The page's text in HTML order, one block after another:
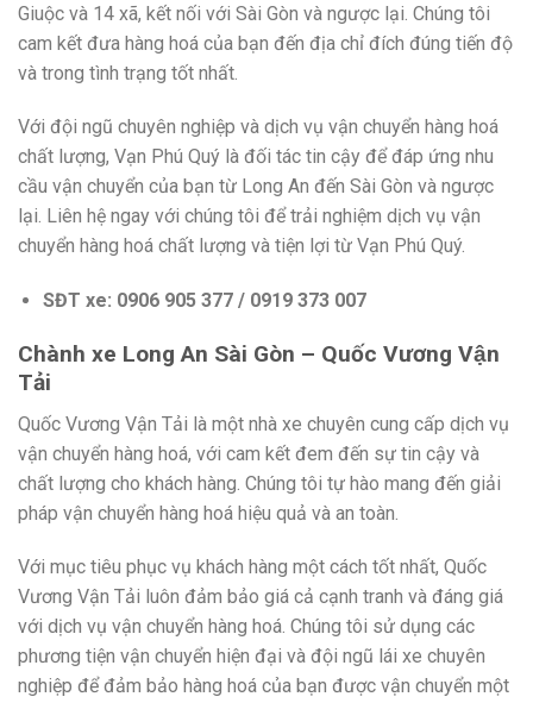
Giuộc và 14 xã, kết nối với Sài Gòn và ngược lại. Chúng tôi
cam kết đưa hàng hoá của bạn đến địa chỉ đích đúng tiến độ
và trong tình trạng tốt nhất.
Với đội ngũ chuyên nghiệp và dịch vụ vận chuyển hàng hoá
chất lượng, Vạn Phú Quý là đối tác tin cậy để đáp ứng nhu
cầu vận chuyển của bạn từ Long An đến Sài Gòn và ngược
lại. Liên hệ ngay với chúng tôi để trải nghiệm dịch vụ vận
chuyển hàng hoá chất lượng và tiện lợi từ Vạn Phú Quý.
SĐT xe: 0906 905 377 / 0919 373 007
Chành xe Long An Sài Gòn – Quốc Vương Vận
Tải
Quốc Vương Vận Tải là một nhà xe chuyên cung cấp dịch vụ
vận chuyển hàng hoá, với cam kết đem đến sự tin cậy và
chất lượng cho khách hàng. Chúng tôi tự hào mang đến giải
pháp vận chuyển hàng hoá hiệu quả và an toàn.
Với mục tiêu phục vụ khách hàng một cách tốt nhất, Quốc
Vương Vận Tải luôn đảm bảo giá cả cạnh tranh và đáng giá
với dịch vụ vận chuyển hàng hoá. Chúng tôi sử dụng các
phương tiện vận chuyển hiện đại và đội ngũ lái xe chuyên
nghiệp để đảm bảo hàng hoá của bạn được vận chuyển một